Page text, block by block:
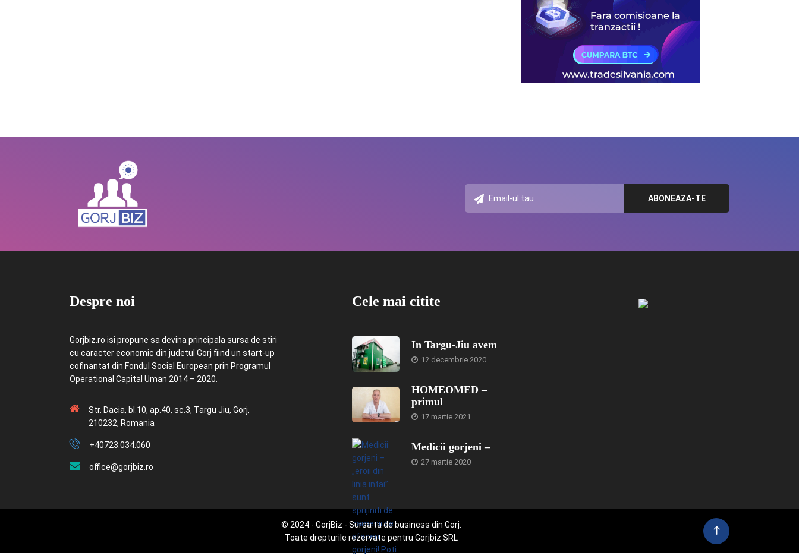
Despre noi
Gorjbiz.ro isi propune sa devina principala sursa de stiri
cu caracter economic din judetul Gorj fiind un start-up
cofinantat din Fondul Social European prin Programul
Operational Capital Uman 2014 – 2020.
Str. Dacia, bl.10, ap.40, sc.3, Targu Jiu, Gorj,
210232, Romania
+40723.034.060
office@gorjbiz.ro
Cele mai citite
In Targu-Jiu avem
12 decembrie 2020
HOMEOMED –
primul
17 martie 2021
Medicii gorjeni –
27 martie 2020
© 2024 - GorjBiz - Sursa ta de business din Gorj.
Toate drepturile rezervate pentru Gorjbiz SRL